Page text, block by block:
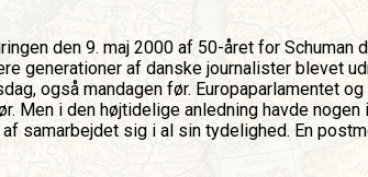
den 9. maj 2000 af 50-året for
generationer af danske journalister blevet
også mandagen før. Europaparlamentet
i den højtidelige anledning havde
samarbejdet sig i al sin tydelighed. En